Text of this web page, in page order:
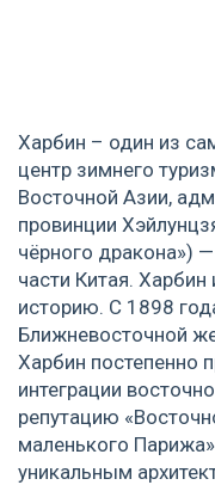
Харбин – один из
центр зимнего
Восточной Азии,
провинции
чёрного дракона»)
части Китая.
историю. С 1898
Ближневосточной
Харбин постепенно
интеграции
репутацию
маленького
уникальным